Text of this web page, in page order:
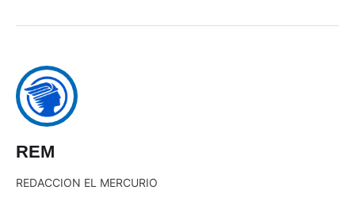
REM
REDACCION EL MERCURIO